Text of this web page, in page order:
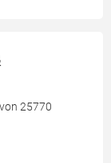
25770